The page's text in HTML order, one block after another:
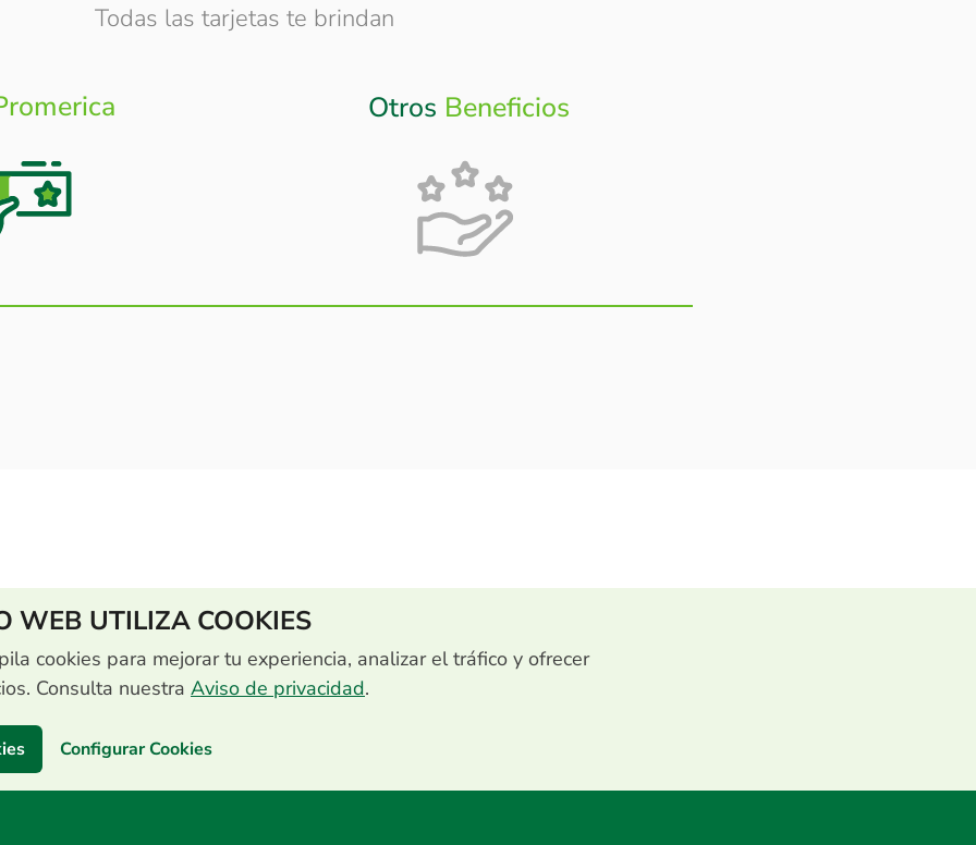
Todas las tarjetas te brindan
Otros Beneficios
WEB UTILIZA COOKIES
cookies para mejorar tu experiencia, analizar el tráfico y ofrecer
Consulta nuestra Aviso de privacidad.
Configurar Cookies